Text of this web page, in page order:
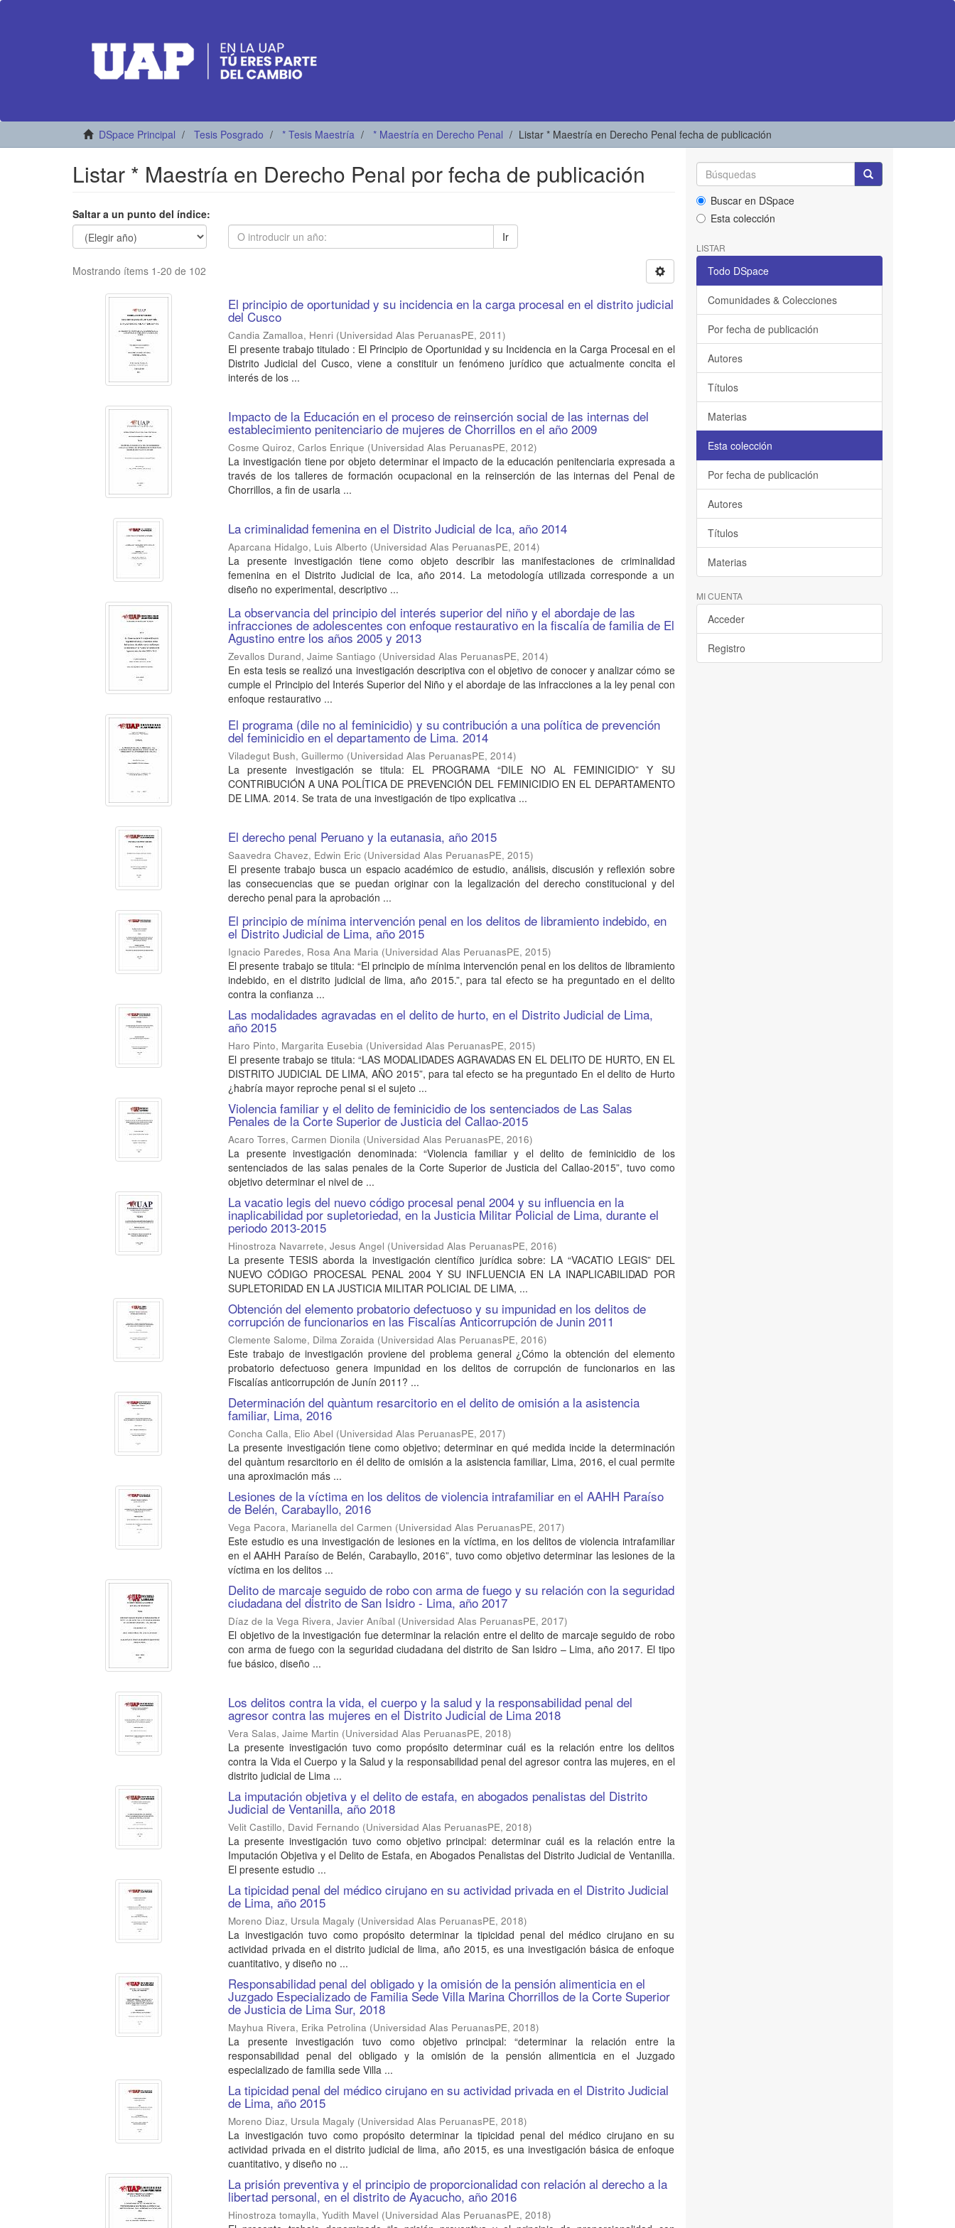
DSpace Principal Tesis Posgrado * Tesis Maestría * Maestría en Derecho Penal Listar * Maestría en Derecho Penal fecha de publicación
Listar * Maestría en Derecho Penal por fecha de publicación
Saltar a un punto del índice:
Ir
Mostrando ítems 1-20 de 102
El principio de oportunidad y su incidencia en la carga procesal en el distrito judicial
del Cusco
Candia Zamalloa, Henri (Universidad Alas PeruanasPE,2011)
El presente trabajo titulado : El Principio de Oportunidad y su Incidencia en la Carga Procesal en el
Distrito Judicial del Cusco, viene a constituir un fenómeno jurídico que actualmente concita el
interés de los ...
Impacto de la Educación en el proceso de reinserción social de las internas del
establecimiento penitenciario de mujeres de Chorrillos en el año 2009
Cosme Quiroz, Carlos Enrique (Universidad Alas PeruanasPE,2012)
La investigación tiene por objeto determinar el impacto de la educación penitenciaria expresada a
través de los talleres de formación ocupacional en la reinserción de las internas del Penal de
Chorrillos, a fin de usarla ...
La criminalidad femenina en el Distrito Judicial de Ica, año 2014
Aparcana Hidalgo, Luis Alberto (Universidad Alas PeruanasPE,2014)
La presente investigación tiene como objeto describir las manifestaciones de criminalidad
femenina en el Distrito Judicial de Ica, año 2014. La metodología utilizada corresponde a un
diseño no experimental, descriptivo ...
La observancia del principio del interés superior del niño y el abordaje de las
infracciones de adolescentes con enfoque restaurativo en la fiscalía de familia de El
Agustino entre los años 2005 y 2013
Zevallos Durand, Jaime Santiago (Universidad Alas PeruanasPE,2014)
En esta tesis se realizó una investigación descriptiva con el objetivo de conocer y analizar cómo se
cumple el Principio del Interés Superior del Niño y el abordaje de las infracciones a la ley penal con
enfoque restaurativo ...
El programa (dile no al feminicidio) y su contribución a una política de prevención
del feminicidio en el departamento de Lima. 2014
Viladegut Bush, Guillermo (Universidad Alas PeruanasPE,2014)
La presente investigación se titula: EL PROGRAMA “DILE NO AL FEMINICIDIO” Y SU
CONTRIBUCIÓN A UNA POLÍTICA DE PREVENCIÓN DEL FEMINICIDIO EN EL DEPARTAMENTO
DE LIMA. 2014. Se trata de una investigación de tipo explicativa ...
El derecho penal Peruano y la eutanasia, año 2015
Saavedra Chavez, Edwin Eric (Universidad Alas PeruanasPE,2015)
El presente trabajo busca un espacio académico de estudio, análisis, discusión y reflexión sobre
las consecuencias que se puedan originar con la legalización del derecho constitucional y del
derecho penal para la aprobación ...
El principio de mínima intervención penal en los delitos de libramiento indebido, en
el Distrito Judicial de Lima, año 2015
Ignacio Paredes, Rosa Ana Maria (Universidad Alas PeruanasPE,2015)
El presente trabajo se titula: “El principio de mínima intervención penal en los delitos de libramiento
indebido, en el distrito judicial de lima, año 2015.”, para tal efecto se ha preguntado en el delito
contra la confianza ...
Las modalidades agravadas en el delito de hurto, en el Distrito Judicial de Lima,
año 2015
Haro Pinto, Margarita Eusebia (Universidad Alas PeruanasPE,2015)
El presente trabajo se titula: “LAS MODALIDADES AGRAVADAS EN EL DELITO DE HURTO, EN EL
DISTRITO JUDICIAL DE LIMA, AÑO 2015”, para tal efecto se ha preguntado En el delito de Hurto
¿habría mayor reproche penal si el sujeto ...
Violencia familiar y el delito de feminicidio de los sentenciados de Las Salas
Penales de la Corte Superior de Justicia del Callao-2015
Acaro Torres, Carmen Dionila (Universidad Alas PeruanasPE,2016)
La presente investigación denominada: “Violencia familiar y el delito de feminicidio de los
sentenciados de las salas penales de la Corte Superior de Justicia del Callao-2015”, tuvo como
objetivo determinar el nivel de ...
La vacatio legis del nuevo código procesal penal 2004 y su influencia en la
inaplicabilidad por supletoriedad, en la Justicia Militar Policial de Lima, durante el
periodo 2013-2015
Hinostroza Navarrete, Jesus Angel (Universidad Alas PeruanasPE,2016)
La presente TESIS aborda la investigación científico jurídica sobre: LA “VACATIO LEGIS” DEL
NUEVO CÓDIGO PROCESAL PENAL 2004 Y SU INFLUENCIA EN LA INAPLICABILIDAD POR
SUPLETORIDAD EN LA JUSTICIA MILITAR POLICIAL DE LIMA, ...
Obtención del elemento probatorio defectuoso y su impunidad en los delitos de
corrupción de funcionarios en las Fiscalías Anticorrupción de Junin 2011
Clemente Salome, Dilma Zoraida (Universidad Alas PeruanasPE,2016)
Este trabajo de investigación proviene del problema general ¿Cómo la obtención del elemento
probatorio defectuoso genera impunidad en los delitos de corrupción de funcionarios en las
Fiscalías anticorrupción de Junín 2011? ...
Determinación del quàntum resarcitorio en el delito de omisión a la asistencia
familiar, Lima, 2016
Concha Calla, Elio Abel (Universidad Alas PeruanasPE,2017)
La presente investigación tiene como objetivo; determinar en qué medida incide la determinación
del quàntum resarcitorio en él delito de omisión a la asistencia familiar, Lima, 2016, el cual permite
una aproximación más ...
Lesiones de la víctima en los delitos de violencia intrafamiliar en el AAHH Paraíso
de Belén, Carabayllo, 2016
Vega Pacora, Marianella del Carmen (Universidad Alas PeruanasPE,2017)
Este estudio es una investigación de lesiones en la víctima, en los delitos de violencia intrafamiliar
en el AAHH Paraíso de Belén, Carabayllo, 2016”, tuvo como objetivo determinar las lesiones de la
víctima en los delitos ...
Delito de marcaje seguido de robo con arma de fuego y su relación con la seguridad
ciudadana del distrito de San Isidro - Lima, año 2017
Díaz de la Vega Rivera, Javier Aníbal (Universidad Alas PeruanasPE,2017)
El objetivo de la investigación fue determinar la relación entre el delito de marcaje seguido de robo
con arma de fuego con la seguridad ciudadana del distrito de San Isidro – Lima, año 2017. El tipo
fue básico, diseño ...
Los delitos contra la vida, el cuerpo y la salud y la responsabilidad penal del
agresor contra las mujeres en el Distrito Judicial de Lima 2018
Vera Salas, Jaime Martin (Universidad Alas PeruanasPE,2018)
La presente investigación tuvo como propósito determinar cuál es la relación entre los delitos
contra la Vida el Cuerpo y la Salud y la responsabilidad penal del agresor contra las mujeres, en el
distrito judicial de Lima ...
La imputación objetiva y el delito de estafa, en abogados penalistas del Distrito
Judicial de Ventanilla, año 2018
Velit Castillo, David Fernando (Universidad Alas PeruanasPE,2018)
La presente investigación tuvo como objetivo principal: determinar cuál es la relación entre la
Imputación Objetiva y el Delito de Estafa, en Abogados Penalistas del Distrito Judicial de Ventanilla.
El presente estudio ...
La tipicidad penal del médico cirujano en su actividad privada en el Distrito Judicial
de Lima, año 2015
Moreno Diaz, Ursula Magaly (Universidad Alas PeruanasPE,2018)
La investigación tuvo como propósito determinar la tipicidad penal del médico cirujano en su
actividad privada en el distrito judicial de lima, año 2015, es una investigación básica de enfoque
cuantitativo, y diseño no ...
Responsabilidad penal del obligado y la omisión de la pensión alimenticia en el
Juzgado Especializado de Familia Sede Villa Marina Chorrillos de la Corte Superior
de Justicia de Lima Sur, 2018
Mayhua Rivera, Erika Petrolina (Universidad Alas PeruanasPE,2018)
La presente investigación tuvo como objetivo principal: “determinar la relación entre la
responsabilidad penal del obligado y la omisión de la pensión alimenticia en el Juzgado
especializado de familia sede Villa ...
La tipicidad penal del médico cirujano en su actividad privada en el Distrito Judicial
de Lima, año 2015
Moreno Diaz, Ursula Magaly (Universidad Alas PeruanasPE,2018)
La investigación tuvo como propósito determinar la tipicidad penal del médico cirujano en su
actividad privada en el distrito judicial de lima, año 2015, es una investigación básica de enfoque
cuantitativo, y diseño no ...
La prisión preventiva y el principio de proporcionalidad con relación al derecho a la
libertad personal, en el distrito de Ayacucho, año 2016
Hinostroza tomaylla, Yudith Mavel (Universidad Alas PeruanasPE,2018)
Buscar en DSpace
Esta colección
LISTAR
Todo DSpace
Comunidades & Colecciones
Por fecha de publicación
Autores
Títulos
Materias
Esta colección
Por fecha de publicación
Autores
Títulos
Materias
MI CUENTA
Acceder
Registro